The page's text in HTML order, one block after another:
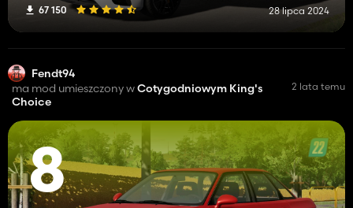
67 150 28 lipca 2024
Fendt94
ma mod umieszczony wCotygodniowym King's
Choice
2 lata temu
8